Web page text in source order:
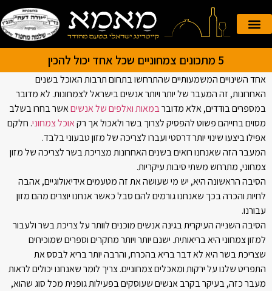
5 מתכונים צמחוניים שכל אחד יכול להכין
אחד השינויים המשמעותיים שהתרחשו בתחום תרבות האוכל בשנים
האחרונות, זה המעבר של יותר ויותר אנשים בישראל לצמחונות. לא מדובר
במספרים בודדים, אלא מדוברבמאות ואלפים של אנשיםאשר בחרו בשלב
מסוים בחייהם פשוט להפסיק לצרוך בשר ולאכול אך רקאוכל צמחוני. חלקם
אפילו ביצעו שינוי יותר דרסטי ועברו לצריכה של מזון טבעוני בלבד.
המעבר הזה שאנחנו רואים בשנים האחרונות מצריכת בשר לצריכה של מזון
צמחוני, מתרחש משתי סיבות עיקריות.
הסיבה הראשונה היא, יש מי שעושה את זה מטעמים אידיאולוגיים, אהבה
לחיות והכרה בכך שאנחנו גורמים להם סבל כאשר אנחנו יוצרים מהם מזון
עבורנו.
הסיבה השנייה העיקרית בגינה אנשים מוכנים לוותר על צריכת בשר ולעבור
למזון צמחוני היא בריאותית. ישנם יותר ויותר מחקרים וספרים שמוכיחים
שצריכת בשר היא לא דבר בריא בהכרח, והרבה יותר בריא לבסס את
התפריט שלנו על ירקות ומאכלים צמחוניים. צריך לומר שאנחנו יכולים לראות
מעבר כזה, בעיקר בקרב אנשים שעוסקים בפעילות גופנית מכל סוג שהוא,